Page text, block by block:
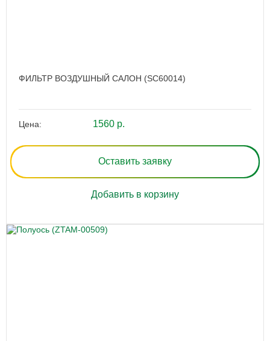
ФИЛЬТР ВОЗДУШНЫЙ САЛОН (SC60014)
Цена: 1560 р.
Оставить заявку
Добавить в корзину